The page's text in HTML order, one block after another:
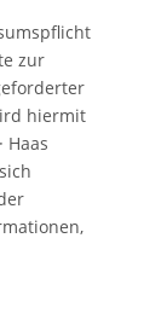
zur
hiermit
Haas